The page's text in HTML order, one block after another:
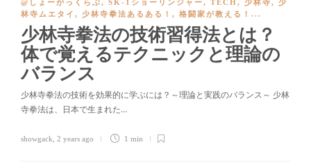
@しょーがっくらぶ, SK-1ショーリンジャー, TECH, 少林寺, 少
林寺ムエタイ , 少林寺拳法あるある！ , 格闘家が教える！ ...
少林寺拳法の技術習得法とは？
体で覚えるテクニックと理論の
バランス
少林寺拳法の技術を効果的に学ぶには？～理論と実践のバランス～ 少林
寺拳法は、日本で生まれた…
showgack 2 years ago 1 min